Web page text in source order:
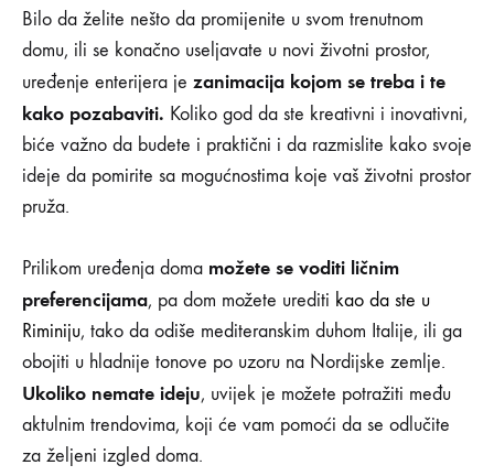
UREĐENJU
ENTERIJERA
Aktuelni
trendovi
u
uređenju
enterijera
25/02/2020
0
NEMA
NA
AKTUELNI
TRENDOVI
Bilo da želite nešto da promijenite u svom trenutnom
domu, ili se konačno useljavate u novi životni prostor,
uređenje enterijera je zanimacija kojom se treba i te
kako pozabaviti. Koliko god da ste kreativni i inovativni,
biće važno da budete i praktični i da razmislite kako svoje
ideje da pomirite sa mogućnostima koje vaš životni prostor
pruža.
Prilikom uređenja doma možete se voditi ličnim
preferencijama, pa dom možete urediti kao da ste u
Riminiju, tako da odiše mediteranskim duhom Italije, ili ga
obojiti u hladnije tonove po uzoru na Nordijske zemlje.
Ukoliko nemate ideju, uvijek je možete potražiti među
aktulnim trendovima, koji će vam pomoći da se odlučite
za željeni izgled doma.